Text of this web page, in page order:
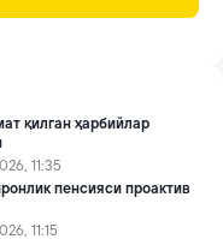
қилган ҳарбийлар
11:35
пенсияси проактив
11:15